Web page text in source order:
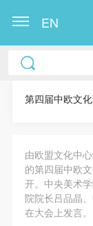
EN
第四届中欧文
由欧盟文化中
的第四届中欧
开。中央美术
院院长吕品晶
在大会上发言。
中央美术学院
称“CAFAM”
果（如参与工
作发表、出
它数字媒体形
源总库》《中
中央美术学院
称“CAFAM”
果（如参与工
作发表、出
它数字媒体形
源总库》《中
中央美术学院
称“CAFAM”
果（如参与工
作发表、出
它数字媒体形
源总库》《中